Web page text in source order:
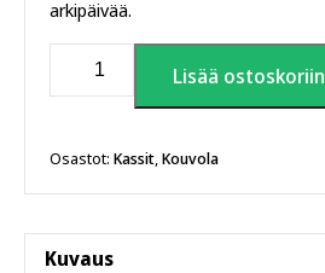
arkipäivää.
Kouvostoliiton
kansallispuisto
kangaskassi
Lisää ostoskoriin
Osastot: Kassit,Kouvola
Kuvaus